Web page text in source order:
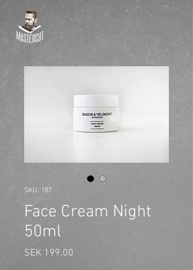
SKU: 187
Face Cream Night
50ml
SEK 199.00